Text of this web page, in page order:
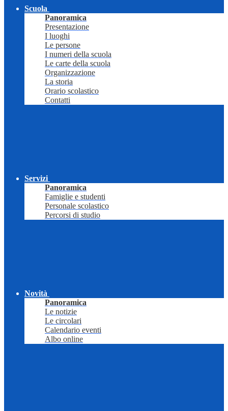
Scuola
Panoramica
Presentazione
I luoghi
Le persone
I numeri della scuola
Le carte della scuola
Organizzazione
La storia
Orario scolastico
Contatti
Servizi
Panoramica
Famiglie e studenti
Personale scolastico
Percorsi di studio
Novità
Panoramica
Le notizie
Le circolari
Calendario eventi
Albo online